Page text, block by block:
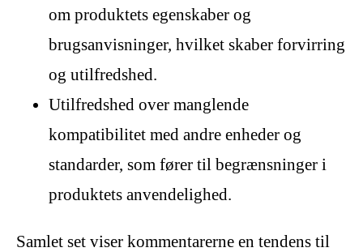
om produktets egenskaber og
brugsanvisninger, hvilket skaber forvirring
og utilfredshed.
Utilfredshed over manglende
kompatibilitet med andre enheder og
standarder, som fører til begrænsninger i
produktets anvendelighed.
Samlet set viser kommentarerne en tendens til